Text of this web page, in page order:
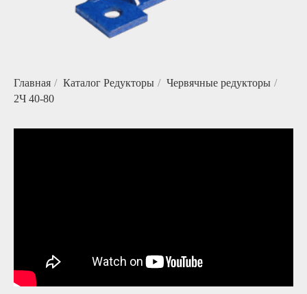
Главная / Каталог Редукторы / Червячные редукторы /
2Ч 40-80